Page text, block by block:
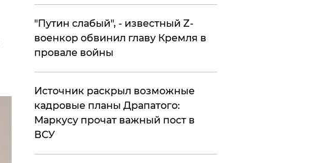
​"Путин слабый", - известный Z-
военкор обвинил главу Кремля в
провале войны
​Источник раскрыл возможные
кадровые планы Драпатого:
Маркусу прочат важный пост в
ВСУ